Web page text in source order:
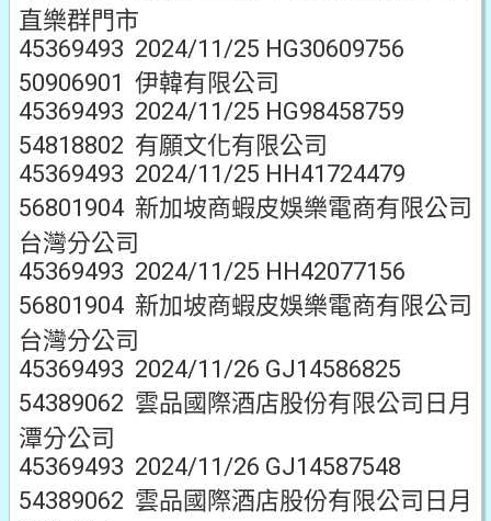
直樂群門市
45369493 2024/11/25 HG30609756
50906901 伊韓有限公司
45369493 2024/11/25 HG98458759
54818802 有願文化有限公司
45369493 2024/11/25 HH41724479
56801904 新加坡商蝦皮娛樂電商有限公司
台灣分公司
45369493 2024/11/25 HH42077156
56801904 新加坡商蝦皮娛樂電商有限公司
台灣分公司
45369493 2024/11/26 GJ14586825
54389062 雲品國際酒店股份有限公司日月
潭分公司
45369493 2024/11/26 GJ14587548
54389062 雲品國際酒店股份有限公司日月